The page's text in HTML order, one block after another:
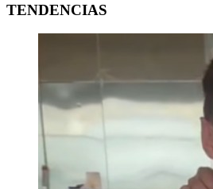
TENDENCIAS